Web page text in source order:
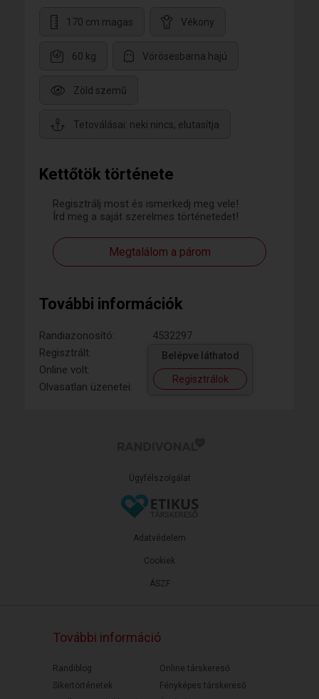
Kettőtök története
Regisztrálj most és ismerkedj meg vele!
Írd meg a saját szerelmes történetedet!
Megtalálom a párom
További információk
Randiazonosító:
4532297
Regisztrált:
Online volt:
Olvasatlan üzenetei:
Belépve láthatod
Regisztrálok
170 cm magas Vékony
60 kg Vörösesbarna hajú
Zöld szemű
Tetoválásai: neki nincs, elutasítja
Ügyfélszolgálat
ÁSZF
Adatvédelem
Cookiek
További információ
Randiblog
Sikertörténetek
Online társkereső
Fényképes társkereső